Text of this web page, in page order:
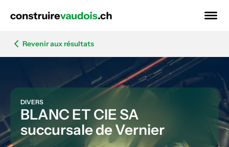
Revenir aux résultats
DIVERS
BLANC ET CIE SA
succursale de Vernier